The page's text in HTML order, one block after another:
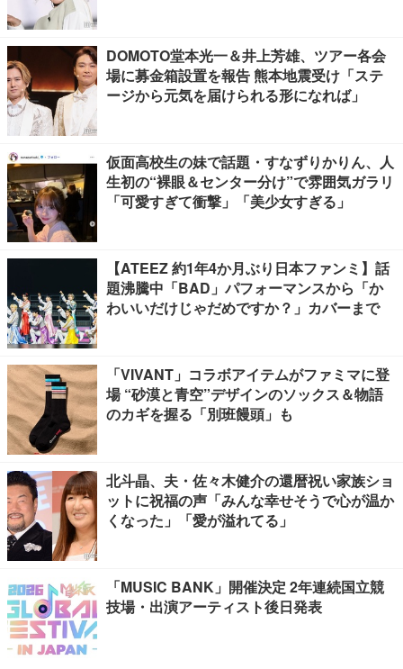
DOMOTO堂本光一＆井上芳雄、ツアー各会
場に募金箱設置を報告 熊本地震受け「ステ
ージから元気を届けられる形になれば」
仮面高校生の妹で話題・すなずりかりん、人
生初の“裸眼＆センター分け”で雰囲気ガラリ
「可愛すぎて衝撃」「美少女すぎる」
【ATEEZ 約1年4か月ぶり日本ファンミ】話
題沸騰中「BAD」パフォーマンスから「か
わいいだけじゃだめですか？」カバーまで
「VIVANT」コラボアイテムがファミマに登
場 “砂漠と青空”デザインのソックス＆物語
のカギを握る「別班饅頭」も
北斗晶、夫・佐々木健介の還暦祝い家族ショ
ットに祝福の声「みんな幸せそうで心が温か
くなった」「愛が溢れてる」
「MUSIC BANK」開催決定 2年連続国立競
技場・出演アーティスト後日発表